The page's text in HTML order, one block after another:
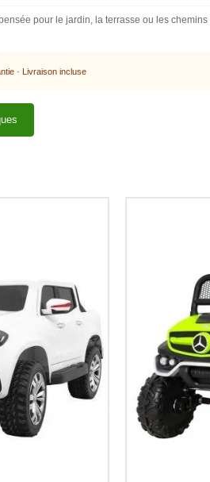
pour le jardin, la terrasse ou les chemins
· Livraison incluse